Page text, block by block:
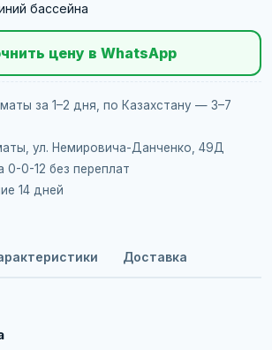
бассейна
цену в WhatsApp
за 1–2 дня, по Казахстану — 3–7
ул. Немировича-Данченко, 49Д
0-0-12 без переплат
14 дней
Доставка